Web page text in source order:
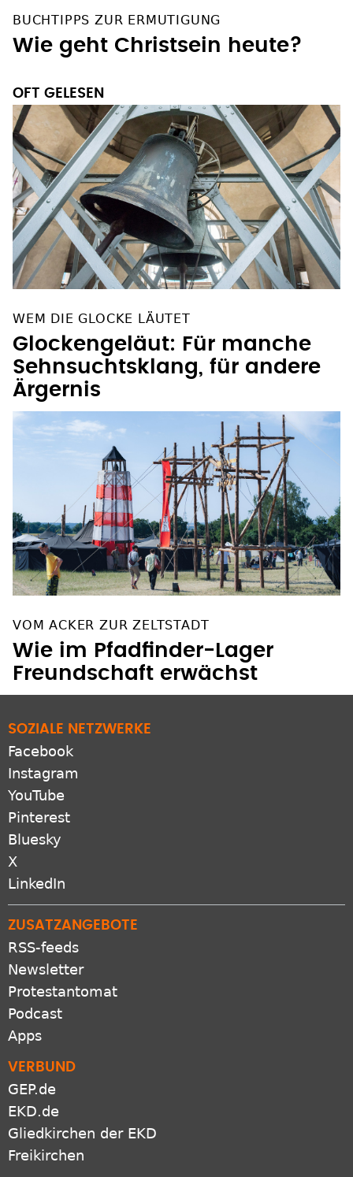
BUCHTIPPS ZUR ERMUTIGUNG
Wie geht Christsein heute?
OFT GELESEN
WEM DIE GLOCKE LÄUTET
Glockengeläut: Für manche
Sehnsuchtsklang, für andere
Ärgernis
VOM ACKER ZUR ZELTSTADT
Wie im Pfadfinder-Lager
Freundschaft erwächst
SOZIALE NETZWERKE
Facebook
Instagram
YouTube
Pinterest
Bluesky
X
LinkedIn
ZUSATZANGEBOTE
RSS-feeds
Newsletter
Protestantomat
Podcast
Apps
VERBUND
GEP.de
EKD.de
Gliedkirchen der EKD
Freikirchen